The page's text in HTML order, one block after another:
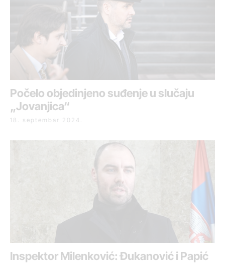
Počelo objedinjeno suđenje u slučaju
„Jovanjica“
18. septembar 2024.
Inspektor Milenković: Đukanović i Papić